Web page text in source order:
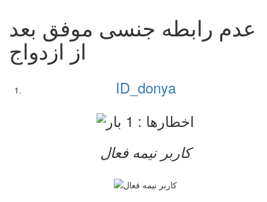
عدم رابطه جنسی موفق بعد
از ازدواج
ID_donya
کاربر نيمه فعال